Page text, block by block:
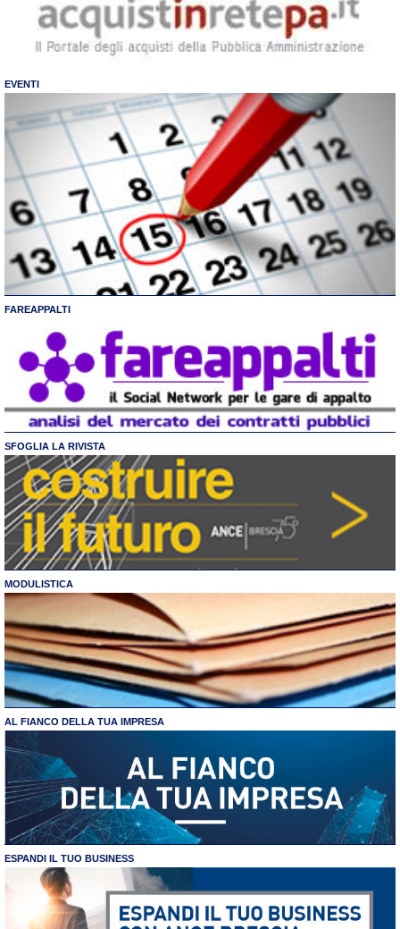
EVENTI
FAREAPPALTI
SFOGLIA LA RIVISTA
MODULISTICA
AL FIANCO DELLA TUA IMPRESA
ESPANDI IL TUO BUSINESS